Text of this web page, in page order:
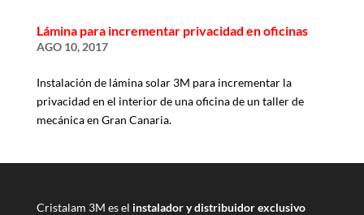
Lámina para incrementar privacidad en oficinas
AGO 10, 2017
Instalación de lámina solar 3M para incrementar la
privacidad en el interior de una oficina de un taller de
mecánica en Gran Canaria.
Cristalam 3M es el instalador y distribuidor exclusivo